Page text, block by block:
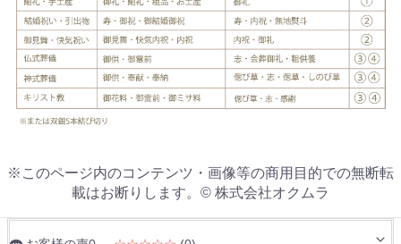
※このページ内のコンテンツ・画像等の商用目的での無断転
載はお断りします。© 株式会社オクムラ